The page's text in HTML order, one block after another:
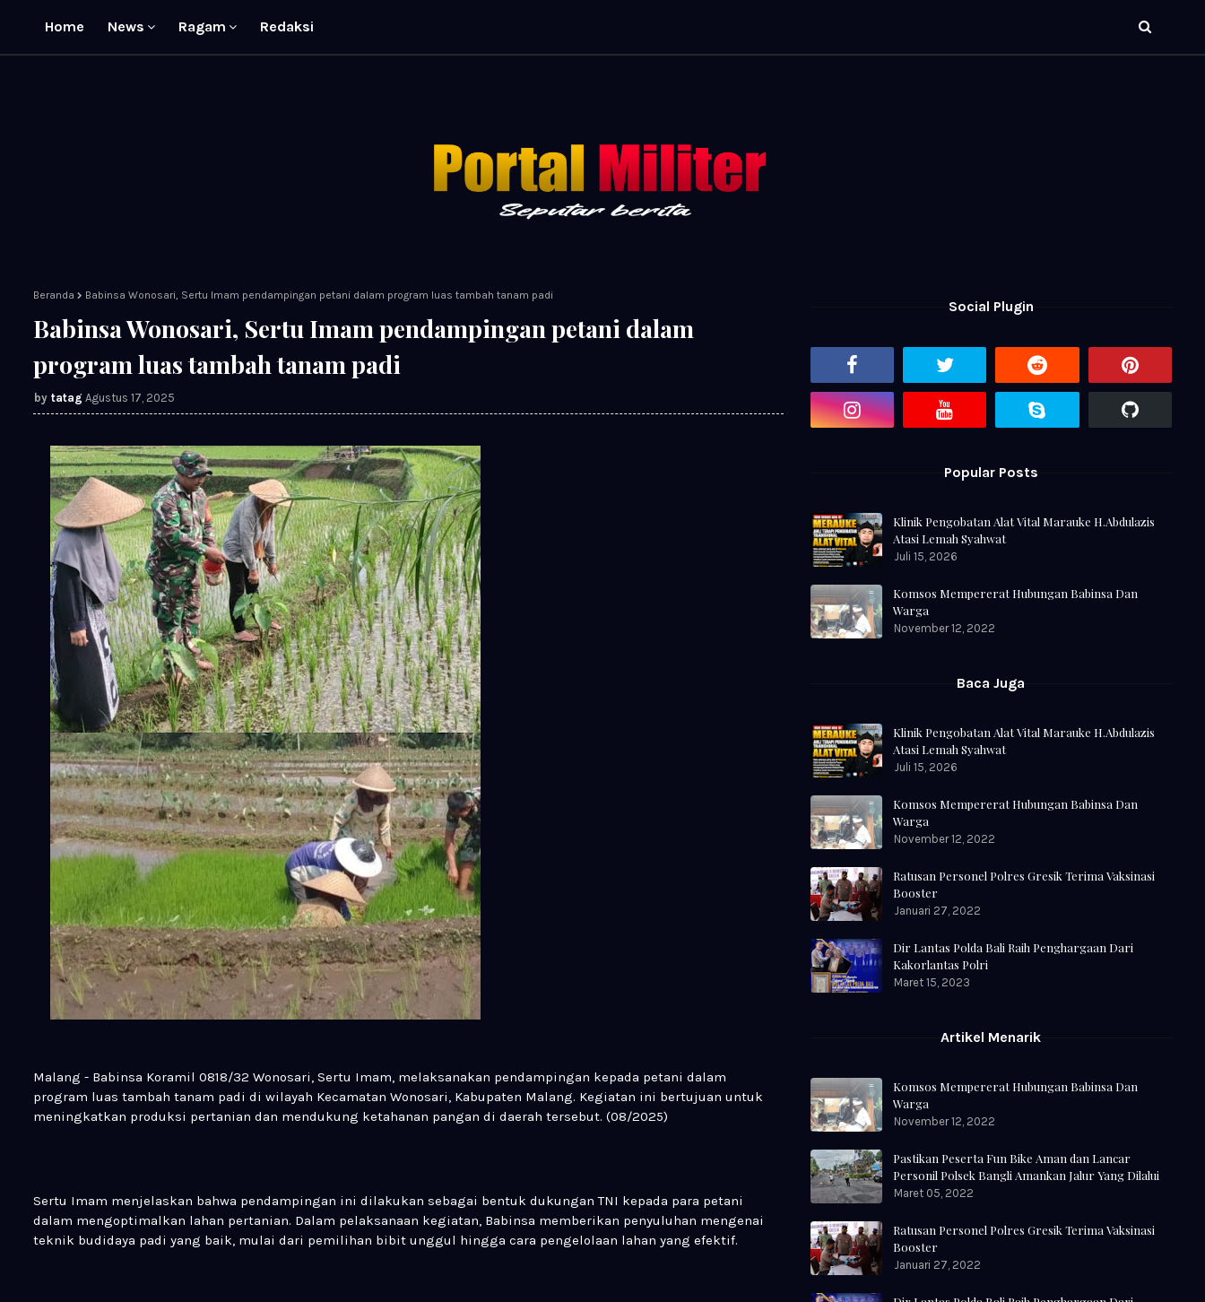
Home News Ragam Redaksi
Beranda Babinsa Wonosari, Sertu Imam pendampingan petani dalam program luas tambah tanam padi
Babinsa Wonosari, Sertu Imam pendampingan petani dalam
program luas tambah tanam padi
tatag Agustus 17, 2025
Malang - Babinsa Koramil 0818/32 Wonosari, Sertu Imam, melaksanakan pendampingan kepada petani dalam
program luas tambah tanam padi di wilayah Kecamatan Wonosari, Kabupaten Malang. Kegiatan ini bertujuan untuk
meningkatkan produksi pertanian dan mendukung ketahanan pangan di daerah tersebut. (08/2025)
Sertu Imam menjelaskan bahwa pendampingan ini dilakukan sebagai bentuk dukungan TNI kepada para petani
dalam mengoptimalkan lahan pertanian. Dalam pelaksanaan kegiatan, Babinsa memberikan penyuluhan mengenai
teknik budidaya padi yang baik, mulai dari pemilihan bibit unggul hingga cara pengelolaan lahan yang efektif.
Social Plugin
Popular Posts
Klinik Pengobatan Alat Vital Marauke H.Abdulazis
Atasi Lemah Syahwat
Juli 15, 2026
Komsos Mempererat Hubungan Babinsa Dan
Warga
November 12, 2022
Baca Juga
Klinik Pengobatan Alat Vital Marauke H.Abdulazis
Atasi Lemah Syahwat
Juli 15, 2026
Komsos Mempererat Hubungan Babinsa Dan
Warga
November 12, 2022
Ratusan Personel Polres Gresik Terima Vaksinasi
Booster
Januari 27, 2022
Dir Lantas Polda Bali Raih Penghargaan Dari
Kakorlantas Polri
Maret 15, 2023
Artikel Menarik
Komsos Mempererat Hubungan Babinsa Dan
Warga
November 12, 2022
Pastikan Peserta Fun Bike Aman dan Lancar
Personil Polsek Bangli Amankan Jalur Yang Dilalui
Maret 05, 2022
Ratusan Personel Polres Gresik Terima Vaksinasi
Booster
Januari 27, 2022